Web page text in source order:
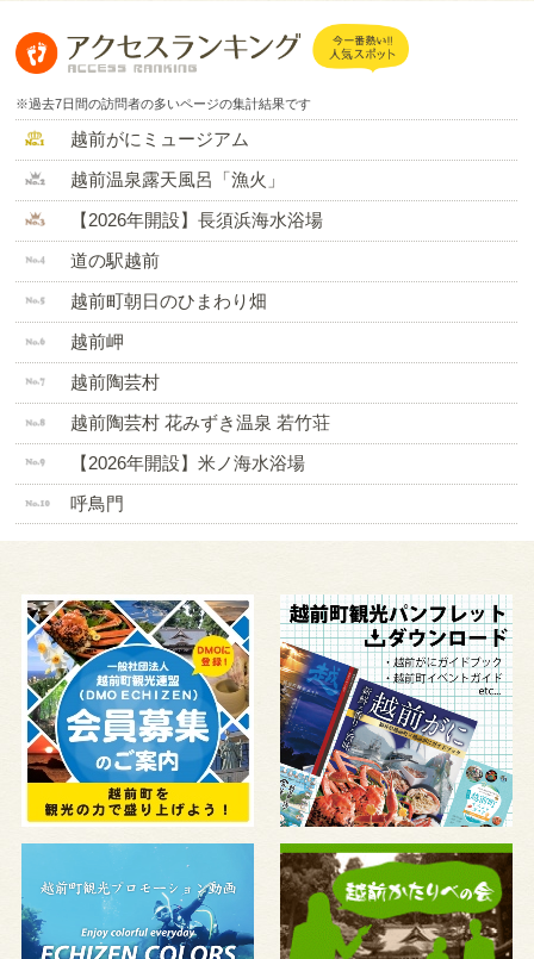
※過去7日間の訪問者の多いページの集計結果です
越前がにミュージアム
越前温泉露天風呂「漁火」
【2026年開設】長須浜海水浴場
道の駅越前
越前町朝日のひまわり畑
越前岬
越前陶芸村
越前陶芸村 花みずき温泉 若竹荘
【2026年開設】米ノ海水浴場
呼鳥門